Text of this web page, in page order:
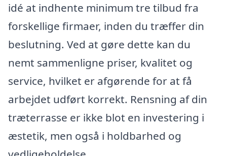
idé at indhente minimum tre tilbud fra
forskellige firmaer, inden du træffer din
beslutning. Ved at gøre dette kan du
nemt sammenligne priser, kvalitet og
service, hvilket er afgørende for at få
arbejdet udført korrekt. Rensning af din
træterrasse er ikke blot en investering i
æstetik, men også i holdbarhed og